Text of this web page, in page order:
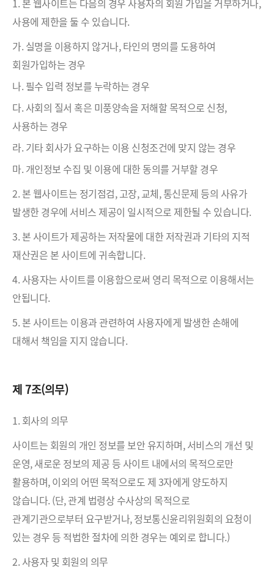
1. 본 웹사이트는 다음의 경우 사용자의 회원 가입을 거부하거나,
사용에 제한을 둘 수 있습니다.
가. 실명을 이용하지 않거나, 타인의 명의를 도용하여
회원가입하는 경우
나. 필수 입력 정보를 누락하는 경우
다. 사회의 질서 혹은 미풍양속을 저해할 목적으로 신청,
사용하는 경우
라. 기타 회사가 요구하는 이용 신청조건에 맞지 않는 경우
마. 개인정보 수집 및 이용에 대한 동의를 거부할 경우
2. 본 웹사이트는 정기점검, 고장, 교체, 통신문제 등의 사유가
발생한 경우에 서비스 제공이 일시적으로 제한될 수 있습니다.
3. 본 사이트가 제공하는 저작물에 대한 저작권과 기타의 지적
재산권은 본 사이트에 귀속합니다.
4. 사용자는 사이트를 이용함으로써 영리 목적으로 이용해서는
안됩니다.
5. 본 사이트는 이용과 관련하여 사용자에게 발생한 손해에
대해서 책임을 지지 않습니다.
제 7조(의무)
1. 회사의 의무
사이트는 회원의 개인 정보를 보안 유지하며, 서비스의 개선 및
운영, 새로운 정보의 제공 등 사이트 내에서의 목적으로만
활용하며, 이외의 어떤 목적으로도 제 3자에게 양도하지
않습니다. (단, 관계 법령상 수사상의 목적으로
관계기관으로부터 요구받거나, 정보통신윤리위원회의 요청이
있는 경우 등 적법한 절차에 의한 경우는 예외로 합니다.)
2. 사용자 및 회원의 의무